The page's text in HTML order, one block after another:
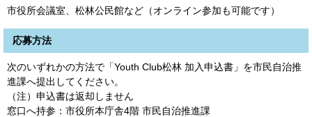
市役所会議室、松林公民館など（オンライン参加も可能です）
応募方法
次のいずれかの方法で「Youth Club松林 加入申込書」を市民自治推
進課へ提出してください。
（注）申込書は返却しません
窓口へ持参：市役所本庁舎4階 市民自治推進課